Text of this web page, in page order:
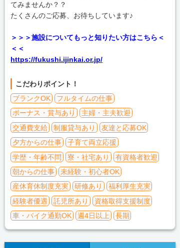
てみませんか？？
たくさんのご応募、お待ちしています♪
＞＞＞施設についてもっと知りたい方はこちら＜
＜＜
https://fukushi.ijinkai.or.jp/
こだわりポイント！
ブランクOK
フルタイムの仕事
ボーナス・賞与あり
主婦・主夫歓迎
交通費支給
制服貸与あり
友達と応募OK
夕方からの仕事
子育て両立応援
学歴・年齢不問
寮・社宅あり
有資格者歓迎
朝からの仕事
未経験・初心者OK
産休育休制度充実
研修あり
福利厚生充実
経験者優遇
託児所あり
資格取得支援制度
車・バイク通勤OK
週4日以上 長期